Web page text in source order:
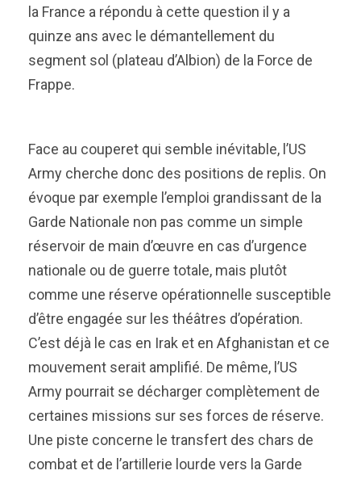
la France a répondu à cette question il y a
quinze ans avec le démantellement du
segment sol (plateau d’Albion) de la Force de
Frappe.
Face au couperet qui semble inévitable, l’US
Army cherche donc des positions de replis. On
évoque par exemple l’emploi grandissant de la
Garde Nationale non pas comme un simple
réservoir de main d’œuvre en cas d’urgence
nationale ou de guerre totale, mais plutôt
comme une réserve opérationnelle susceptible
d’être engagée sur les théâtres d’opération.
C’est déjà le cas en Irak et en Afghanistan et ce
mouvement serait amplifié. De même, l’US
Army pourrait se décharger complètement de
certaines missions sur ses forces de réserve.
Une piste concerne le transfert des chars de
combat et de l’artillerie lourde vers la Garde